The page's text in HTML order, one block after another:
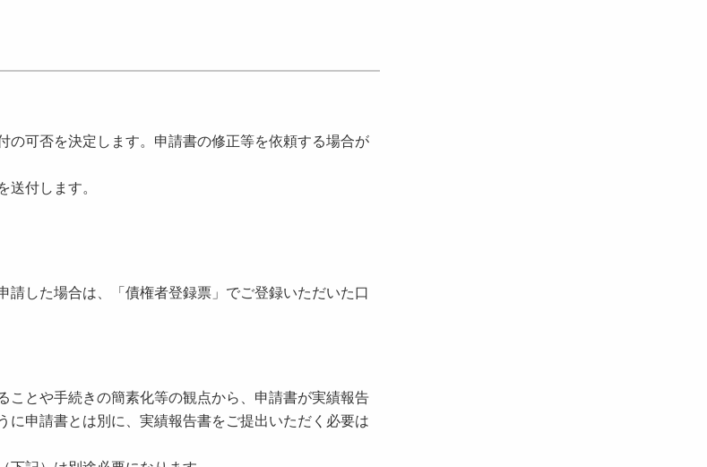
の可否を決定します。申請書の修正等を依頼する場合が
送付します。
した場合は、「債権者登録票」でご登録いただいた口
とや手続きの簡素化等の観点から、申請書が実績報告
申請書とは別に、実績報告書をご提出いただく必要は